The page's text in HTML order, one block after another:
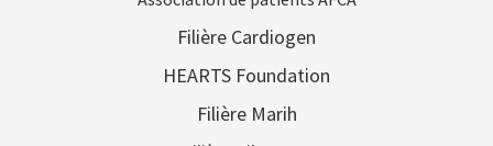
Filière Cardiogen
HEARTS Foundation
Filière Marih